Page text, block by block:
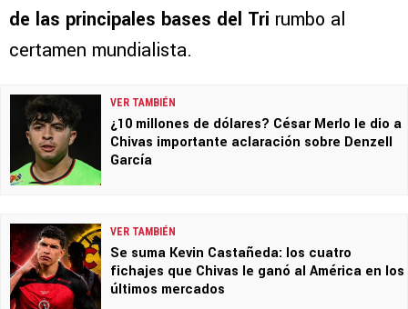
de las principales bases del Tri rumbo al
certamen mundialista.
VER TAMBIÉN
¿10 millones de dólares? César Merlo le dio a
Chivas importante aclaración sobre Denzell
García
VER TAMBIÉN
Se suma Kevin Castañeda: los cuatro
fichajes que Chivas le ganó al América en los
últimos mercados